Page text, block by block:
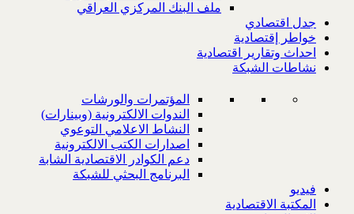
ملف البنك المركزي العراقي
جدل اقتصادي
خواطر إقتصادية
احداث وتقارير اقتصادية
نشاطات الشبكة
المؤتمرات والورشات
الندوات الالكترونية (وبينارات)
النشاط الاعلامي التوعوي
اصدارات الكتب الالكترونية
دعم الكوادر الاقتصادية الشابة
البرنامج البحثي للشبكة
فيديو
المكتبة الاقتصادية